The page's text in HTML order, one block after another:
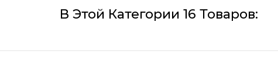
В Этой Категории 16 Товаров: